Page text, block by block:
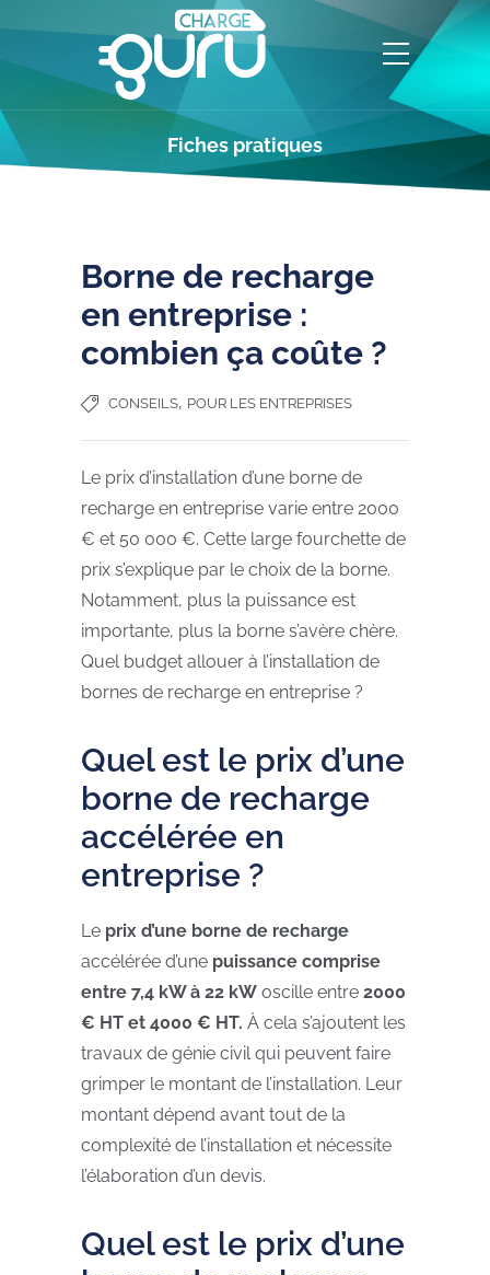
Fiches pratiques
Borne de recharge
en entreprise :
combien ça coûte ?
CONSEILS, POUR LES ENTREPRISES
Le prix d’installation d’une borne de
recharge en entreprise varie entre 2000
€ et 50 000 €. Cette large fourchette de
prix s’explique par le choix de la borne.
Notamment, plus la puissance est
importante, plus la borne s’avère chère.
Quel budget allouer à l’installation de
bornes de recharge en entreprise ?
Quel est le prix d’une
borne de recharge
accélérée en
entreprise ?
Le prix d’une borne de recharge
accélérée d’une puissance comprise
entre 7,4 kW à 22 kW oscille entre 2000
€ HT et 4000 € HT. À cela s’ajoutent les
travaux de génie civil qui peuvent faire
grimper le montant de l’installation. Leur
montant dépend avant tout de la
complexité de l’installation et nécessite
l’élaboration d’un devis.
Quel est le prix d’une